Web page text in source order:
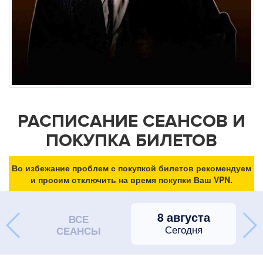
РАСПИСАНИЕ СЕАНСОВ И
ПОКУПКА БИЛЕТОВ
Во избежание проблем с покупкой билетов рекомендуем
и просим отключить на время покупки Ваш VPN.
ВСЕ
СЕАНСЫ
8 августа
Сегодня